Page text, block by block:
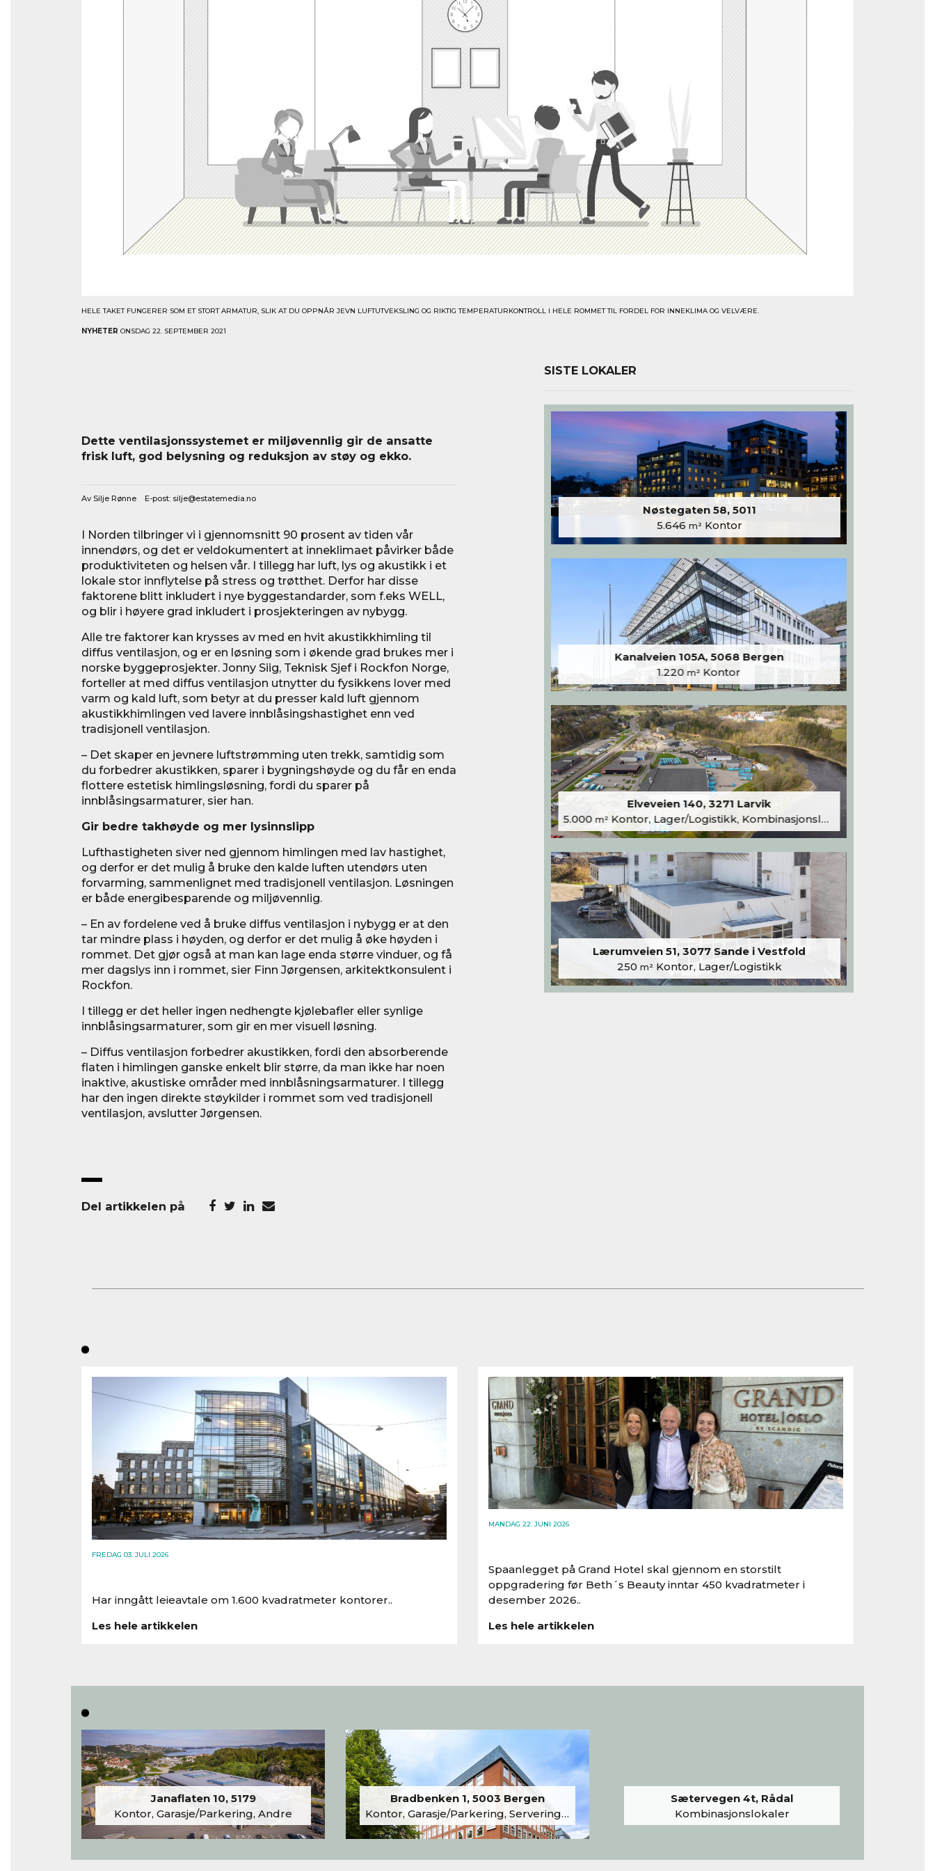
HELE TAKET FUNGERER SOM ET STORT ARMATUR, SLIK AT DU OPPNÅR JEVN LUFTUTVEKSLING OG RIKTIG TEMPERATURKONTROLL I HELE ROMMET TIL FORDEL FOR INNEKLIMA OG VELVÆRE.
NYHETER ONSDAG 22. SEPTEMBER 2021
Dette ventilasjonssystemet er miljøvennlig gir de ansatte
frisk luft, god belysning og reduksjon av støy og ekko.
Av Silje Rønne E-post: silje@estatemedia.no
I Norden tilbringer vi i gjennomsnitt 90 prosent av tiden vår
innendørs, og det er veldokumentert at inneklimaet påvirker både
produktiviteten og helsen vår. I tillegg har luft, lys og akustikk i et
lokale stor innflytelse på stress og trøtthet. Derfor har disse
faktorene blitt inkludert i nye byggestandarder, som f.eks WELL,
og blir i høyere grad inkludert i prosjekteringen av nybygg.
Alle tre faktorer kan krysses av med en hvit akustikkhimling til
diffus ventilasjon, og er en løsning som i økende grad brukes mer i
norske byggeprosjekter. Jonny Siig, Teknisk Sjef i Rockfon Norge,
forteller at med diffus ventilasjon utnytter du fysikkens lover med
varm og kald luft, som betyr at du presser kald luft gjennom
akustikkhimlingen ved lavere innblåsingshastighet enn ved
tradisjonell ventilasjon.
– Det skaper en jevnere luftstrømming uten trekk, samtidig som
du forbedrer akustikken, sparer i bygningshøyde og du får en enda
flottere estetisk himlingsløsning, fordi du sparer på
innblåsingsarmaturer, sier han.
Gir bedre takhøyde og mer lysinnslipp
Lufthastigheten siver ned gjennom himlingen med lav hastighet,
og derfor er det mulig å bruke den kalde luften utendørs uten
forvarming, sammenlignet med tradisjonell ventilasjon. Løsningen
er både energibesparende og miljøvennlig.
– En av fordelene ved å bruke diffus ventilasjon i nybygg er at den
tar mindre plass i høyden, og derfor er det mulig å øke høyden i
rommet. Det gjør også at man kan lage enda større vinduer, og få
mer dagslys inn i rommet, sier Finn Jørgensen, arkitektkonsulent i
Rockfon.
I tillegg er det heller ingen nedhengte kjølebafler eller synlige
innblåsingsarmaturer, som gir en mer visuell løsning.
– Diffus ventilasjon forbedrer akustikken, fordi den absorberende
flaten i himlingen ganske enkelt blir større, da man ikke har noen
inaktive, akustiske områder med innblåsningsarmaturer. I tillegg
har den ingen direkte støykilder i rommet som ved tradisjonell
ventilasjon, avslutter Jørgensen.
Del artikkelen på
SISTE LOKALER
Nøstegaten 58, 5011
5.646 m²Kontor
Kanalveien 105A, 5068 Bergen
1.220 m² Kontor
Elveveien 140, 3271 Larvik
5.000m²Kontor, Lager/Logistikk, Kombinasjonslokaler
Lærumveien 51, 3077 Sande i Vestfold
250 m²Kontor, Lager/Logistikk
FREDAG 03. JULI 2026
Har inngått leieavtale om 1.600 kvadratmeter kontorer..
Les hele artikkelen
MANDAG 22. JUNI 2026
Spaanlegget på Grand Hotel skal gjennom en storstilt
oppgradering før Beth´s Beauty inntar 450 kvadratmeter i
desember 2026..
Les hele artikkelen
Janaflaten 10, 5179
Kontor, Garasje/Parkering, Andre
Bradbenken 1, 5003 Bergen
Kontor, Garasje/Parkering, Serveringslokale/Kantine, Undervisning/Arrangement
Sætervegen 4t, Rådal
Kombinasjonslokaler